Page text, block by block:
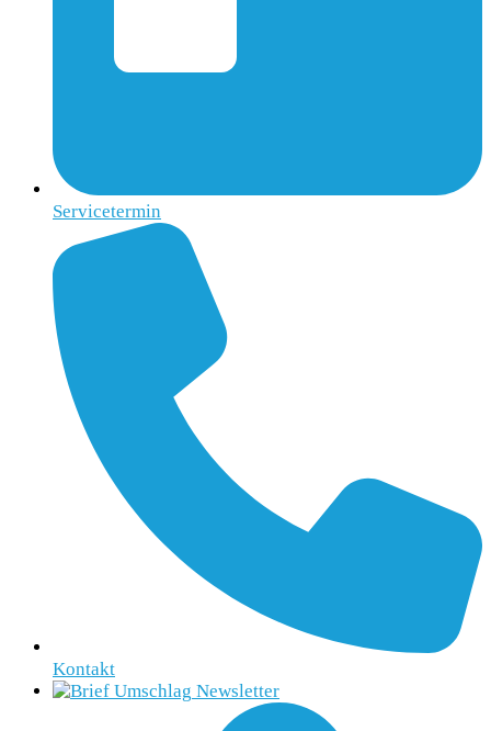
Servicetermin
Kontakt
Newsletter